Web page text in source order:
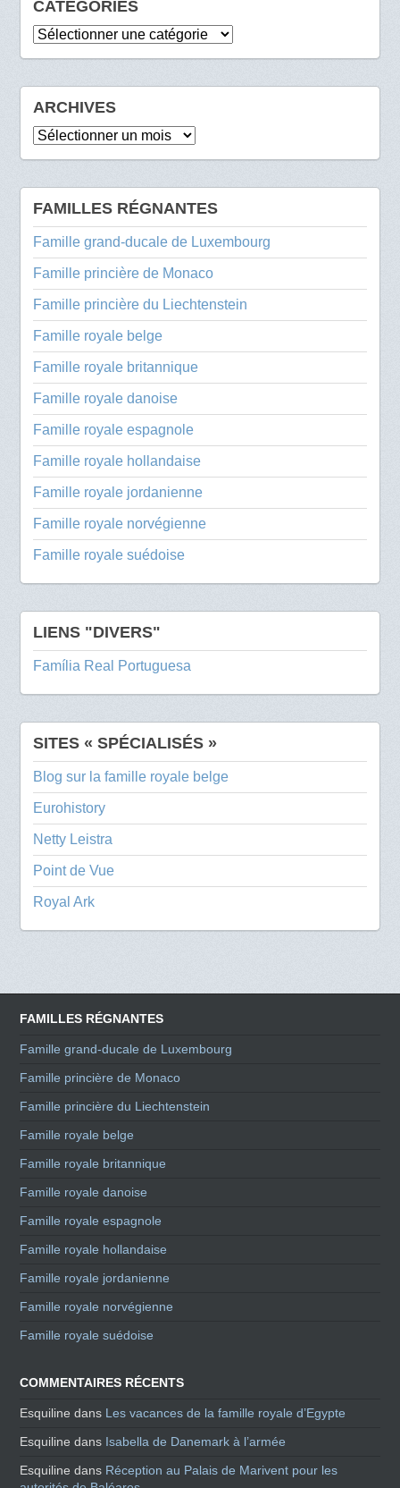
CATÉGORIES
Catégories
ARCHIVES
Archives
FAMILLES RÉGNANTES
Famille grand-ducale de Luxembourg
Famille princière de Monaco
Famille princière du Liechtenstein
Famille royale belge
Famille royale britannique
Famille royale danoise
Famille royale espagnole
Famille royale hollandaise
Famille royale jordanienne
Famille royale norvégienne
Famille royale suédoise
LIENS "DIVERS"
Família Real Portuguesa
SITES « SPÉCIALISÉS »
Blog sur la famille royale belge
Eurohistory
Netty Leistra
Point de Vue
Royal Ark
FAMILLES RÉGNANTES
Famille grand-ducale de Luxembourg
Famille princière de Monaco
Famille princière du Liechtenstein
Famille royale belge
Famille royale britannique
Famille royale danoise
Famille royale espagnole
Famille royale hollandaise
Famille royale jordanienne
Famille royale norvégienne
Famille royale suédoise
COMMENTAIRES RÉCENTS
Esquiline dans Les vacances de la famille royale d’Egypte
Esquiline dans Isabella de Danemark à l’armée
Esquiline dans Réception au Palais de Marivent pour les